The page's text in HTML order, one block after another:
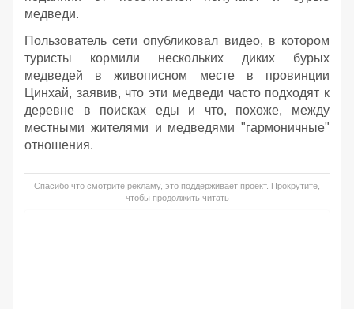
медведи.
Пользователь сети опубликовал видео, в котором
туристы кормили нескольких диких бурых
медведей в живописном месте в провинции
Цинхай, заявив, что эти медведи часто подходят к
деревне в поисках еды и что, похоже, между
местными жителями и медведями "гармоничные"
отношения.
Спасибо что смотрите рекламу, это поддерживает проект. Прокрутите,
чтобы продолжить читать